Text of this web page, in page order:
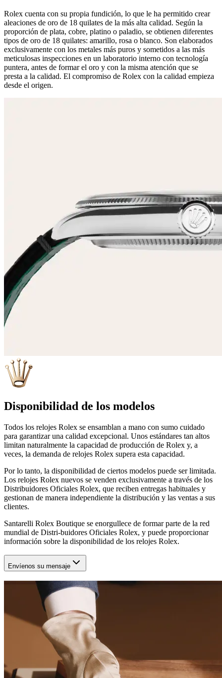
Rolex cuenta con su propia fundición, lo que le ha permitido crear
aleaciones de oro de 18 quilates de la más alta calidad. Según la
proporción de plata, cobre, platino o paladio, se obtienen diferentes
tipos de oro de 18 quilates: amarillo, rosa o blanco. Son elaborados
exclusivamente con los metales más puros y sometidos a las más
meticulosas inspecciones en un laboratorio interno con tecnología
puntera, antes de formar el oro y con la misma atención que se
presta a la calidad. El compromiso de Rolex con la calidad empieza
desde el origen.
Disponibilidad de los modelos
Todos los relojes Rolex se ensamblan a mano con sumo cuidado
para garantizar una calidad excepcional. Unos estándares tan altos
limitan naturalmente la capacidad de producción de Rolex y, a
veces, la demanda de relojes Rolex supera esta capacidad.
Por lo tanto, la disponibilidad de ciertos modelos puede ser limitada.
Los relojes Rolex nuevos se venden exclusivamente a través de los
Distribuidores Oficiales Rolex, que reciben entregas habituales y
gestionan de manera independiente la distribución y las ventas a sus
clientes.
Santarelli Rolex Boutique se enorgullece de formar parte de la red
mundial de Distri-buidores Oficiales Rolex, y puede proporcionar
información sobre la disponibilidad de los relojes Rolex.
Envíenos su mensaje